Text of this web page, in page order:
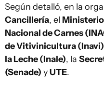
Según detalló, en la
Cancillería, el
Nacional de Carnes
de Vitivinicultura (Inavi)
la Leche (Inale), la
(Senade) yUTE.